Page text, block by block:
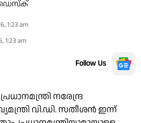
1:23 am
1:23 am
Follow Us
നരേന്ദ്ര
വി.ഡി. സതീശൻ ഇന്ന്